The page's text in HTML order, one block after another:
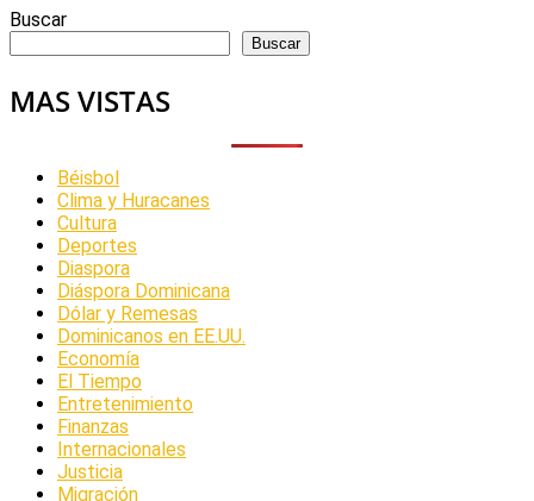
Buscar
Buscar
MAS VISTAS
Béisbol
Clima y Huracanes
Cultura
Deportes
Diaspora
Diáspora Dominicana
Dólar y Remesas
Dominicanos en EE.UU.
Economía
El Tiempo
Entretenimiento
Finanzas
Internacionales
Justicia
Migración